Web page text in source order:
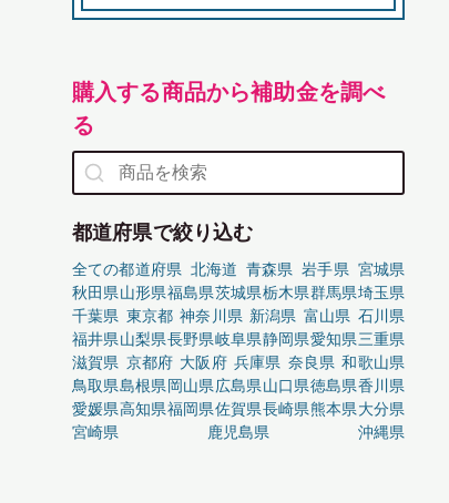
購入する商品から補助金を調べ
る
都道府県で絞り込む
全ての都道府県 北海道 青森県 岩手県 宮城県
秋田県山形県福島県茨城県栃木県群馬県埼玉県
千葉県 東京都 神奈川県 新潟県 富山県 石川県
福井県山梨県長野県岐阜県静岡県愛知県三重県
滋賀県 京都府 大阪府 兵庫県 奈良県 和歌山県
鳥取県島根県岡山県広島県山口県徳島県香川県
愛媛県高知県福岡県佐賀県長崎県熊本県大分県
宮崎県
鹿児島県 沖縄県